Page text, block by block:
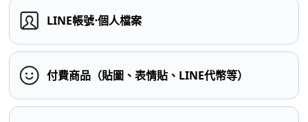
LINE帳號⋅個人檔案
付費商品（貼圖、表情貼、LINE代幣等）